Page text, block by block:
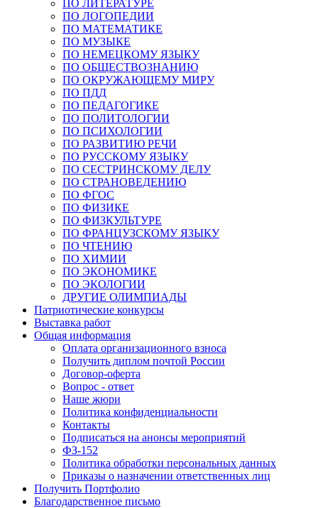
ПО ЛИТЕРАТУРЕ
ПО ЛОГОПЕДИИ
ПО МАТЕМАТИКЕ
ПО МУЗЫКЕ
ПО НЕМЕЦКОМУ ЯЗЫКУ
ПО ОБЩЕСТВОЗНАНИЮ
ПО ОКРУЖАЮЩЕМУ МИРУ
ПО ПДД
ПО ПЕДАГОГИКЕ
ПО ПОЛИТОЛОГИИ
ПО ПСИХОЛОГИИ
ПО РАЗВИТИЮ РЕЧИ
ПО РУССКОМУ ЯЗЫКУ
ПО СЕСТРИНСКОМУ ДЕЛУ
ПО СТРАНОВЕДЕНИЮ
ПО ФГОС
ПО ФИЗИКЕ
ПО ФИЗКУЛЬТУРЕ
ПО ФРАНЦУЗСКОМУ ЯЗЫКУ
ПО ЧТЕНИЮ
ПО ХИМИИ
ПО ЭКОНОМИКЕ
ПО ЭКОЛОГИИ
ДРУГИЕ ОЛИМПИАДЫ
Патриотические конкурсы
Выставка работ
Общая информация
Оплата организационного взноса
Получить диплом почтой России
Договор-оферта
Вопрос - ответ
Наше жюри
Политика конфиденциальности
Контакты
Подписаться на анонсы мероприятий
ФЗ-152
Политика обработки персональных данных
Приказы о назначении ответственных лиц
Получить Портфолио
Благодарственное письмо